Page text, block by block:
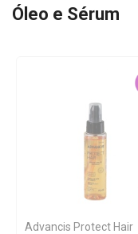
Óleo e Sérum
Advancis Protect Hair